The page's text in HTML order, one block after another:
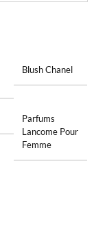
Blush Chanel
Parfums
Lancome Pour
Femme